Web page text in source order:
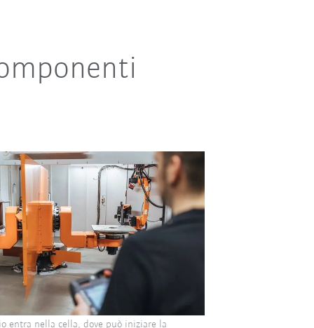
entra nella cella, dove può iniziare la